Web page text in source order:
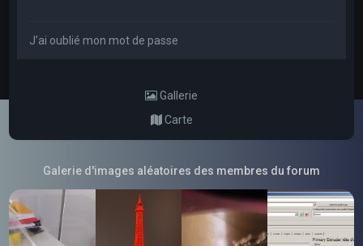
J’ai oublié mon mot de passe
Gallerie
Carte
Galerie d'images aléatoires des membres du forum